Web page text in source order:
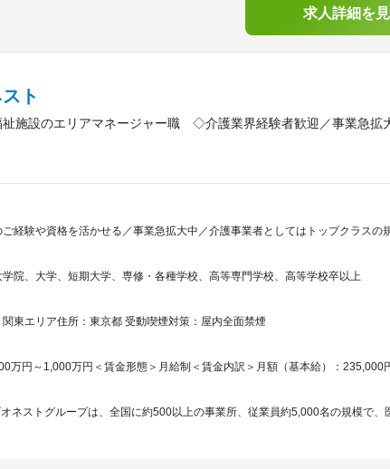
求人詳細を
ト
祉施設のエリアマネージャー職 ◇介護業界経験者歓迎／事業急
経験や資格を活かせる／事業急拡大中／介護事業者としてはトップクラスの
学院、大学、短期大学、専修・各種学校、高等専門学校、高等学校卒以上
関東エリア住所：東京都 受動喫煙対策：屋内全面禁煙
万円～1,000万円＜賃金形態＞月給制＜賃金内訳＞月額（基本給）：235,000
ネストグループは、全国に約500以上の事業所、従業員約5,000名の規模で、